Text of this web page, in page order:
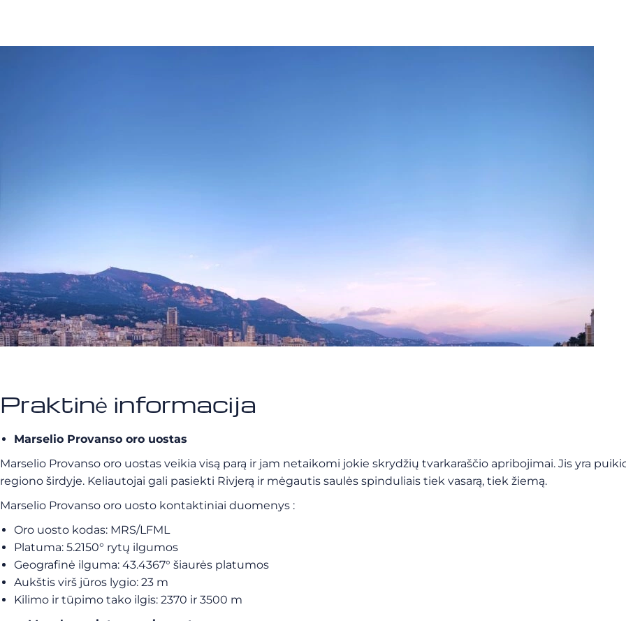
Praktinė informacija
Marselio Provanso oro uostas
Marselio Provanso oro uostas veikia visą parą ir jam netaikomi jokie skrydžių tvarkaraščio apribojimai. Jis yra
regiono širdyje. Keliautojai gali pasiekti Rivjerą ir mėgautis saulės spinduliais tiek vasarą, tiek žiemą.
Marselio Provanso oro uosto kontaktiniai duomenys :
Oro uosto kodas: MRS/LFML
Platuma: 5.2150° rytų ilgumos
Geografinė ilguma: 43.4367° šiaurės platumos
Aukštis virš jūros lygio: 23 m
Kilimo ir tūpimo tako ilgis: 2370 ir 3500 m